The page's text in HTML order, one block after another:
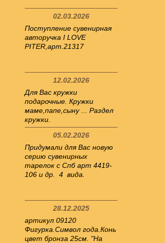
02.03.2026
Поступление сувенирная
авторучка I LOVE
PITER,арт.21317
12.02.2026
Для Вас кружки
подарочные. Кружки
маме,папе,сыну ... Раздел
кружки.
05.02.2026
Придумали для Вас новую
серию сувенирных
тарелок с Спб арт 4419-
106 и др. 4 вида.
28.12.2025
артикул 09120
Фигурка.Символ года.Конь
цвет бронза 25см. "На